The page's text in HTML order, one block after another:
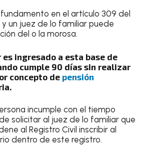
en el artículo 309 del
y un juez de lo familiar puede
del o la morosa.
es ingresado a esta base de
cumple 90 días sin realizar
concepto de pensión
incumple con el tiempo
solicitar al juez de lo familiar que
al Registro Civil inscribir al
dentro de este registro.